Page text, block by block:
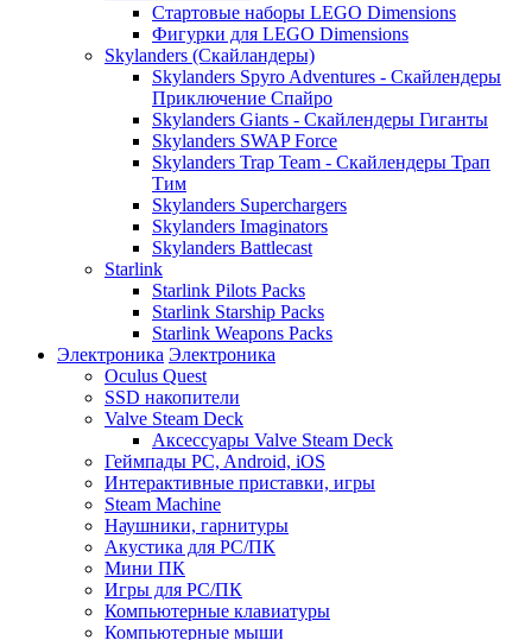
Стартовые наборы LEGO Dimensions
Фигурки для LEGO Dimensions
Skylanders (Скайландеры)
Skylanders Spyro Adventures - Скайлендеры
Приключение Спайро
Skylanders Giants - Скайлендеры Гиганты
Skylanders SWAP Force
Skylanders Trap Team - Скайлендеры Трап
Тим
Skylanders Superchargers
Skylanders Imaginators
Skylanders Battlecast
Starlink
Starlink Pilots Packs
Starlink Starship Packs
Starlink Weapons Packs
Электроника Электроника
Oculus Quest
SSD накопители
Valve Steam Deck
Аксессуары Valve Steam Deck
Геймпады PC, Android, iOS
Интерактивные приставки, игры
Steam Machine
Наушники, гарнитуры
Акустика для PC/ПК
Мини ПК
Игры для PC/ПК
Компьютерные клавиатуры
Компьютерные мыши